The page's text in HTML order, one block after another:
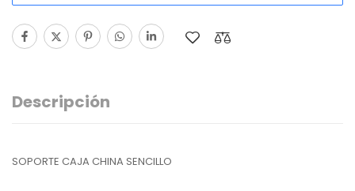
Descripción
SOPORTE CAJA CHINA SENCILLO